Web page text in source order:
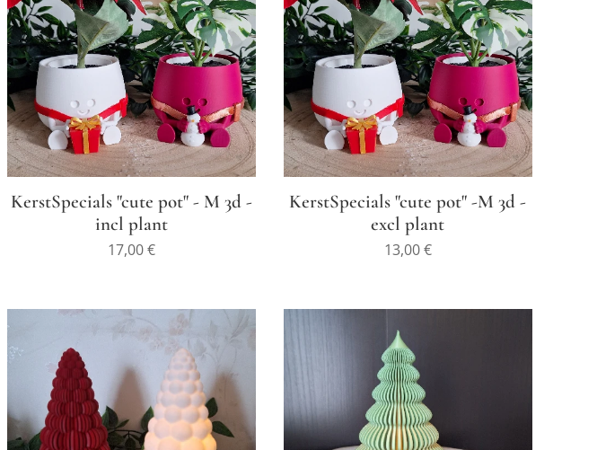
KerstSpecials "cute pot" - M 3d -
incl plant
17,00€
KerstSpecials "cute pot" -M 3d -
excl plant
13,00€